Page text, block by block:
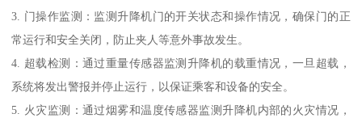
3. 门操作监测：监测升降机门的开关状态和操作情况，确保门的正
常运行和安全关闭，防止夹人等意外事故发生。
4. 超载检测：通过重量传感器监测升降机的载重情况，一旦超载，
系统将发出警报并停止运行，以保证乘客和设备的安全。
5. 火灾监测：通过烟雾和温度传感器监测升降机内部的火灾情况，